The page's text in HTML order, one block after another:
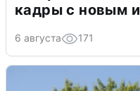
кадры с новым
6 августа 171